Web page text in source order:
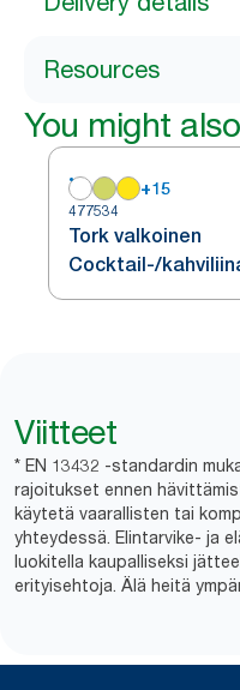
Resources
You might
+15
477534
Tork valkoinen
Cocktail-/
Viitteet
* EN 13432 -standardin
rajoitukset ennen
käytetä vaarallisten tai
yhteydessä. Elintarvike- ja
luokitella kaupalliseksi
erityisehtoja. Älä heitä